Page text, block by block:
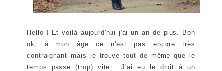
Hello ! Et voilà aujourd'hui j'ai un an de plus. Bon
ok, à mon âge ce n'est pas encore très
contraignant mais je trouve tout de même que le
temps passe (trop) vite... J'ai eu le droit à un